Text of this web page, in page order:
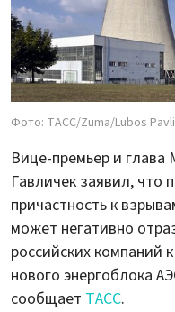
Фото: ТАСС/Zuma/Lubos
Вице-премьер и
Гавличек заявил, что
причастность к
может негативно
российских компаний
нового энергоблока
сообщает ТАСС.